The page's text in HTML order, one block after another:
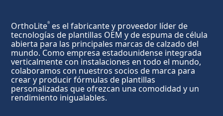
OrthoLite® es el fabricante y proveedor líder de
tecnologías de plantillas OEM y de espuma de célula
abierta para las principales marcas de calzado del
mundo. Como empresa estadounidense integrada
verticalmente con instalaciones en todo el mundo,
colaboramos con nuestros socios de marca para
crear y producir fórmulas de plantillas
personalizadas que ofrezcan una comodidad y un
rendimiento inigualables.